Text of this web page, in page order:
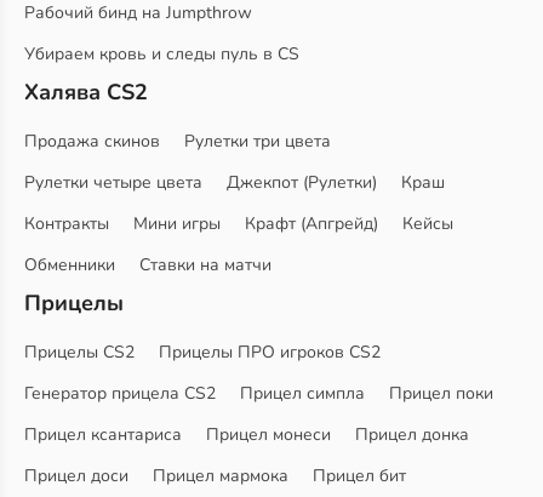
Рабочий бинд на Jumpthrow
Убираем кровь и следы пуль в CS
Халява CS2
Продажа скинов
Рулетки три цвета
Рулетки четыре цвета
Джекпот (Рулетки)
Краш
Контракты
Мини игры Крафт (Апгрейд)
Кейсы
Обменники
Ставки на матчи
Прицелы
Прицелы CS2
Прицелы ПРО игроков CS2
Генератор прицела CS2
Прицел симпла
Прицел поки
Прицел ксантариса
Прицел монеси
Прицел донка
Прицел доси
Прицел мармока
Прицел бит